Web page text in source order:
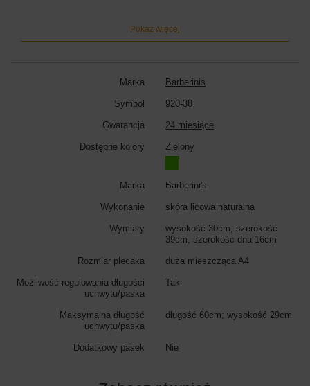
Pokaż więcej
Marka Barberinis
Symbol 920-38
Gwarancja 24 miesiące
Dostępne kolory Zielony
Marka Barberini's
Wykonanie skóra licowa naturalna
Wymiary
wysokość 30cm, szerokość
39cm, szerokość dna 16cm
Rozmiar plecaka duża mieszcząca A4
Możliwość regulowania długości
uchwytu/paska
Tak
Maksymalna długość
uchwytu/paska
długość 60cm; wysokość 29cm
Dodatkowy pasek Nie